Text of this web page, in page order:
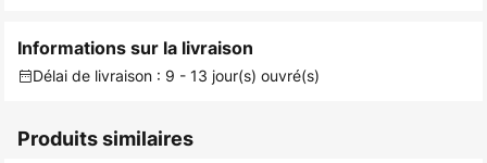
Informations sur la livraison
Délai de livraison : 9 - 13 jour(s) ouvré(s)
Produits similaires